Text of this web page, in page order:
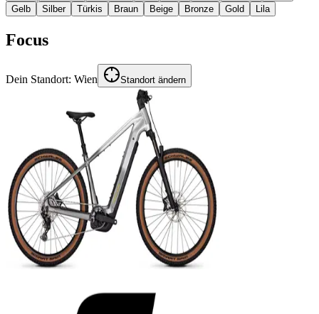
Gelb
Silber Türkis Braun Beige Bronze Gold Lila
Focus
Dein Standort: Wien Standort ändern